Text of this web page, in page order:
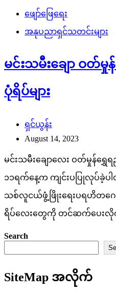
ဖျော်ဖြေရေး
အနုပညာရှင်သတင်းများ
မင်းသမီးချော ဝတ်
ပုံရိပ်များ
ရှင်ယွန်း
August 14, 2023
မင်းသမီးချောလေး ဝတ်မှုန်ရွှ
၁၁ရက်နေ့က ကျင်းပပြုလုပ်ခဲ့ပ
သစ်လူငယ်ဖွံ့ဖြိုးရေးပရဟိတဂ
ရိပ်လေးတွေကို တင်ဆက်ပေးလို
Search
SiteMap အလိုက်